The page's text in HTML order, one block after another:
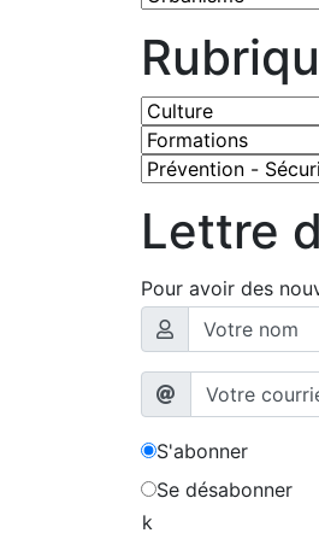
Lettre
Pour avoir des
S'abonner
Se désabonner
k